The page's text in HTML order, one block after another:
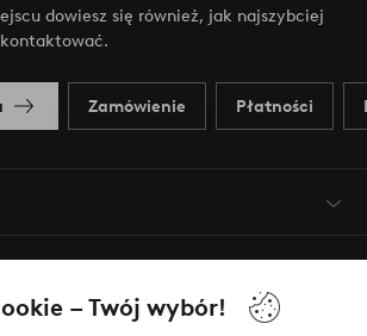
– Twój wybór!
dowiesz się również, jak najszybciej
Zamówienie Płatności